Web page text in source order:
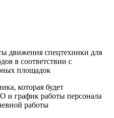
движения спецтехники для
в соответствии с
площадок
которая будет
и график работы персонала
работы